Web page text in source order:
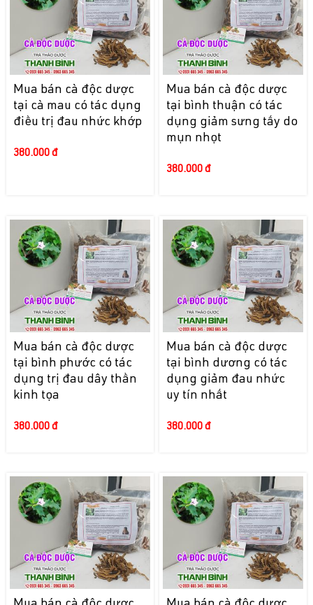
Mua bán cà độc dược
tại cà mau có tác dụng
điều trị đau nhức khớp
380.000 đ
Mua bán cà độc dược
tại bình thuận có tác
dụng giảm sưng tấy do
mụn nhọt
380.000 đ
Mua bán cà độc dược
tại bình phước có tác
dụng trị đau dây thần
kinh tọa
380.000 đ
Mua bán cà độc dược
tại bình dương có tác
dụng giảm đau nhức
uy tín nhất
380.000 đ